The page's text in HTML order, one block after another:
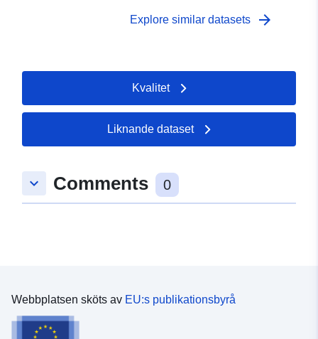
Explore similar datasets arrow_forward
Kvalitet
Liknande dataset
keyboard_arrow_down Comments 0
Webbplatsen sköts av EU:s publikationsbyrå